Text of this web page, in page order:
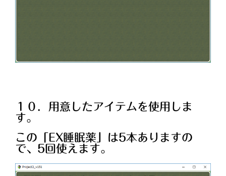
１０．用意したアイテムを使用しま
す。
この「EX睡眠薬」は5本ありますの
で、5回使えます。